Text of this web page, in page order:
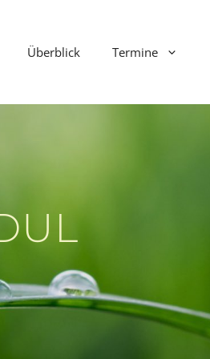
Überblick Termine